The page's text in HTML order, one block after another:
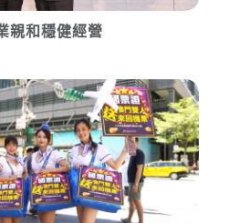
親和穩健經營